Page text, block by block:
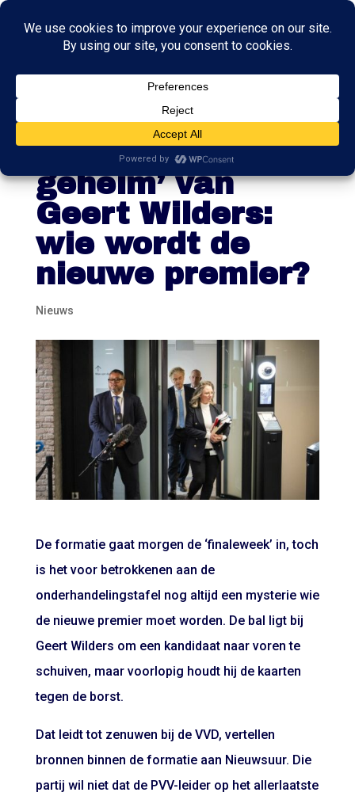
Het ‘best
bewaarde
geheim’ van
Geert Wilders:
wie wordt de
nieuwe premier?
Nieuws
De formatie gaat morgen de ‘finaleweek’ in, toch
is het voor betrokkenen aan de
onderhandelingstafel nog altijd een mysterie wie
de nieuwe premier moet worden. De bal ligt bij
Geert Wilders om een kandidaat naar voren te
schuiven, maar voorlopig houdt hij de kaarten
tegen de borst.
Dat leidt tot zenuwen bij de VVD, vertellen
bronnen binnen de formatie aan Nieuwsuur. Die
partij wil niet dat de PVV-leider op het allerlaatste